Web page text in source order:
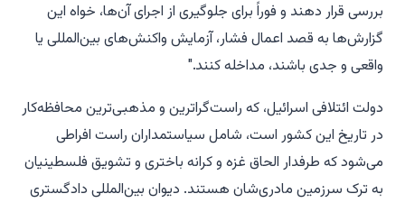
بررسی قرار دهند و فوراً برای جلوگیری از اجرای آن‌ها، خواه این
گزارش‌ها به قصد اعمال فشار، آزمایش واکنش‌های بین‌المللی یا
واقعی و جدی باشند، مداخله کنند."
دولت ائتلافی اسرائیل، که راست‌گراترین و مذهبی‌ترین محافظه‌کار
در تاریخ این کشور است، شامل سیاستمداران راست افراطی
می‌شود که طرفدار الحاق غزه و کرانه باختری و تشویق فلسطینیان
به ترک سرزمین مادری‌شان هستند. دیوان بین‌المللی دادگستری